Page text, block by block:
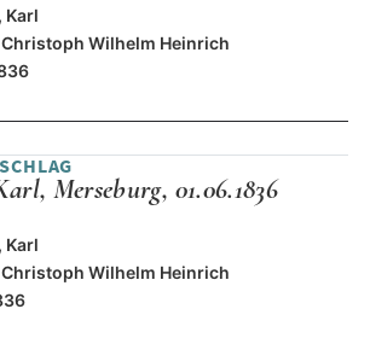
Karl
Christoph Wilhelm Heinrich
Merseburg, 01.06.1836
Karl
Christoph Wilhelm Heinrich